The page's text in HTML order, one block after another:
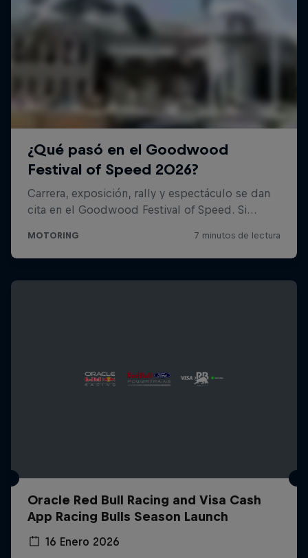
Oracle Red Bull Racing and Visa Cash
App Racing Bulls Season Launch
16 Enero 2026